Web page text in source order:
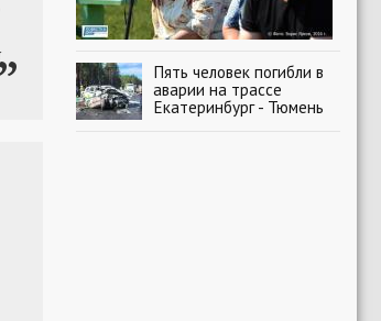
Пять человек погибли в
аварии на трассе
Екатеринбург - Тюмень